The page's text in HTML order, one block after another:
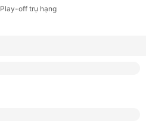
Play-off trụ hạng